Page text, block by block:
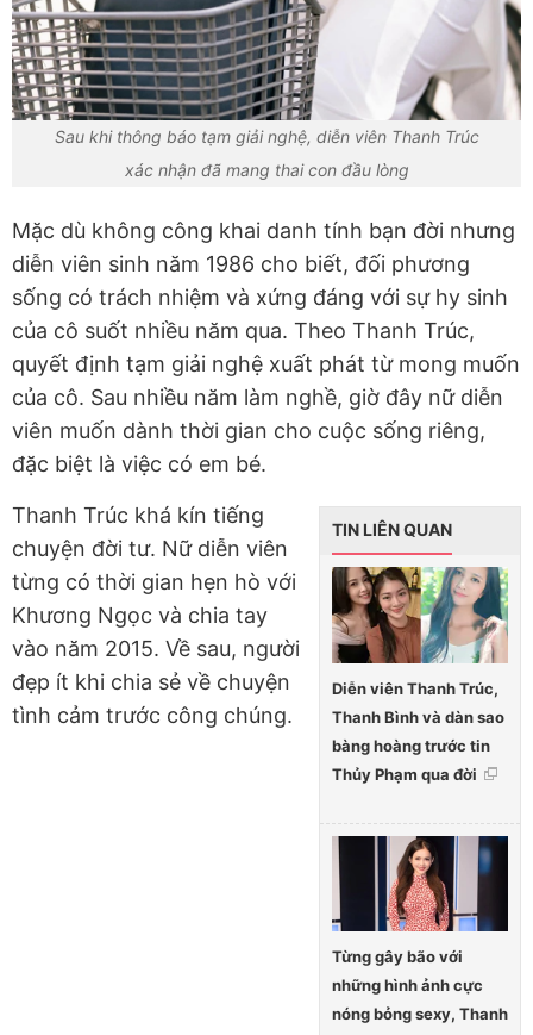
Sau khi thông báo tạm giải nghệ, diễn viên Thanh Trúc
xác nhận đã mang thai con đầu lòng
Mặc dù không công khai danh tính bạn đời nhưng
diễn viên sinh năm 1986 cho biết, đối phương
sống có trách nhiệm và xứng đáng với sự hy sinh
của cô suốt nhiều năm qua. Theo Thanh Trúc,
quyết định tạm giải nghệ xuất phát từ mong muốn
của cô. Sau nhiều năm làm nghề, giờ đây nữ diễn
viên muốn dành thời gian cho cuộc sống riêng,
đặc biệt là việc có em bé.
TIN LIÊN QUAN
Diễn viên Thanh Trúc,
Thanh Bình và dàn sao
bàng hoàng trước tin
Thủy Phạm qua đời
Từng gây bão với
những hình ảnh cực
nóng bỏng sexy, Thanh
Thanh Trúc khá kín tiếng
chuyện đời tư. Nữ diễn viên
từng có thời gian hẹn hò với
Khương Ngọc và chia tay
vào năm 2015. Về sau, người
đẹp ít khi chia sẻ về chuyện
tình cảm trước công chúng.